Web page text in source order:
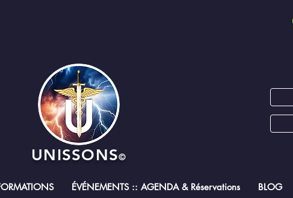
UNISSONS©
ÉVÉNEMENTS :: AGENDA & Réservations BLOG